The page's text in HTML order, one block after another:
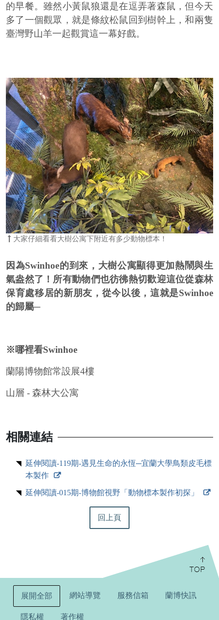
的早餐。雖然小黃鼠狼還是在逗弄著森鼠，但今天
多了一個觀眾，就是條紋松鼠回到樹幹上，和兩隻
臺灣野山羊一起觀賞這一幕好戲。
大家仔細看看大樹公寓下附近有多少動物標本！
因為Swinhoe的到來，大樹公寓顯得更加熱鬧與生
氣盎然了！所有動物們也彷彿熱切歡迎這位從森林
保育處移居的新朋友，從今以後，這就是Swinhoe
的歸屬─
※哪裡看Swinhoe
蘭陽博物館常設展4樓
山層 - 森林大公寓
相關連結
延伸閱讀-119期-遇見生命的永恆─宜蘭大學鳥類皮毛標
本製作
延伸閱讀-015期-博物館視野「動物標本製作初探」
回上頁
展開全部 網站導覽 服務信箱 蘭博快訊
隱私權 著作權